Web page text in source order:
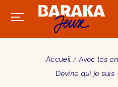
Accueil Avec les
Devine qui je suis